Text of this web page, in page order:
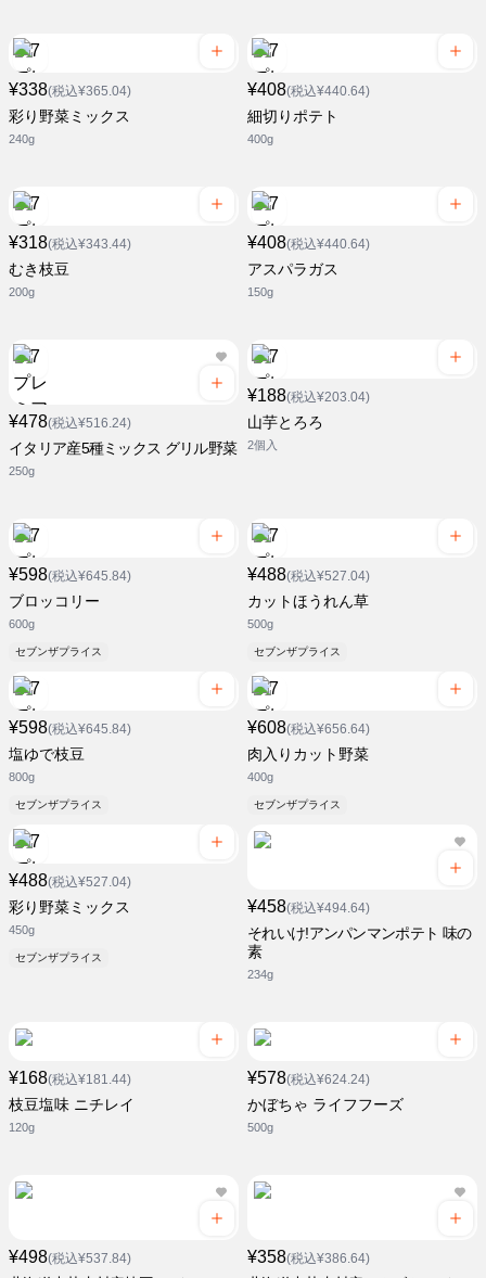
¥338(税込¥365.04)
彩り野菜ミックス
240g
¥408(税込¥440.64)
細切りポテト
400g
¥318(税込¥343.44)
むき枝豆
200g
¥408(税込¥440.64)
アスパラガス
150g
¥478(税込¥516.24)
イタリア産5種ミックス グリル野菜
250g
¥188(税込¥203.04)
山芋とろろ
2個入
¥598(税込¥645.84)
ブロッコリー
600g
セブンザプライス
¥488(税込¥527.04)
カットほうれん草
500g
セブンザプライス
¥598(税込¥645.84)
塩ゆで枝豆
800g
セブンザプライス
¥608(税込¥656.64)
肉入りカット野菜
400g
セブンザプライス
¥488(税込¥527.04)
彩り野菜ミックス
450g
セブンザプライス
¥458(税込¥494.64)
それいけ!アンパンマンポテト 味の
素
234g
¥168(税込¥181.44)
枝豆塩味 ニチレイ
120g
¥578(税込¥624.24)
かぼちゃ ライフフーズ
500g
¥498(税込¥537.84) ¥358(税込¥386.64)